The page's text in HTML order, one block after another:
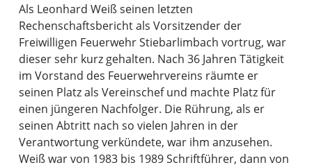
Als Leonhard Weiß seinen letzten
Rechenschaftsbericht als Vorsitzender der
Freiwilligen Feuerwehr Stiebarlimbach vortrug, war
dieser sehr kurz gehalten. Nach 36 Jahren Tätigkeit
im Vorstand des Feuerwehrvereins räumte er
seinen Platz als Vereinschef und machte Platz für
einen jüngeren Nachfolger. Die Rührung, als er
seinen Abtritt nach so vielen Jahren in der
Verantwortung verkündete, war ihm anzusehen.
Weiß war von 1983 bis 1989 Schriftführer, dann von